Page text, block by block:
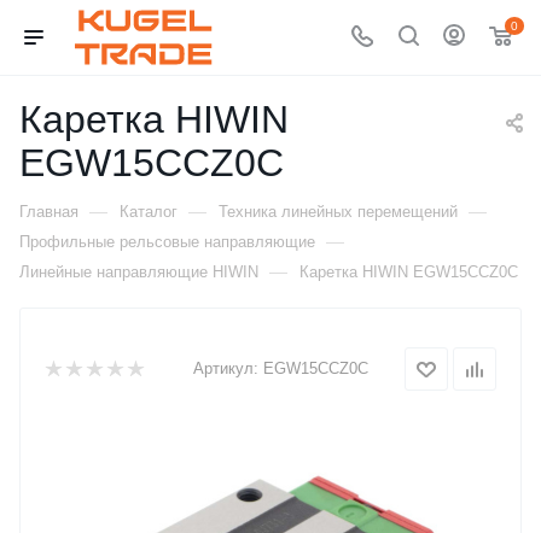
0
Каретка HIWIN
EGW15CCZ0C
Главная — Каталог — Техника линейных перемещений —
Профильные рельсовые направляющие —
Линейные направляющие HIWIN — Каретка HIWIN EGW15CCZ0C
Артикул: EGW15CCZ0C